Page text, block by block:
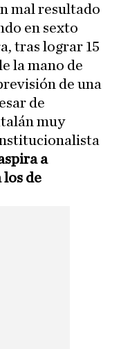
mal resultado
en sexto
tras lograr 15
la mano de
de una
de
muy
a
de